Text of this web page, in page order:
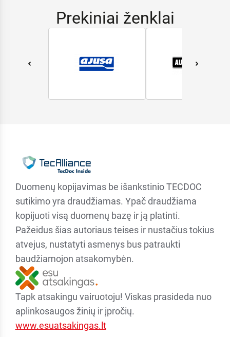
Prekiniai ženklai
Duomenų kopijavimas be išankstinio TECDOC
sutikimo yra draudžiamas. Ypač draudžiama
kopijuoti visą duomenų bazę ir ją platinti.
Pažeidus šias autoriaus teises ir nustačius tokius
atvejus, nustatyti asmenys bus patraukti
baudžiamojon atsakomybėn.
Tapk atsakingu vairuotoju! Viskas prasideda nuo
aplinkosaugos žinių ir įpročių.
www.esuatsakingas.lt